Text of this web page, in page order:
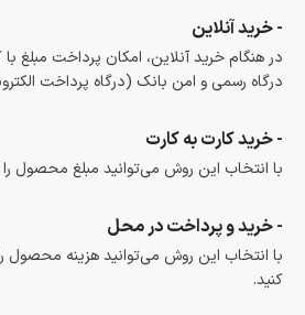
- خرید آنلاین
در هنگام خرید آنلاین، امکان پرداخت مبلغ
درگاه رسمی و امن بانک (درگاه پرداخت
- خرید کارت به کارت
با انتخاب این روش می‌توانید مبلغ محصول را
- خرید و پرداخت در محل
با انتخاب این روش می‌توانید هزینه
کنید.